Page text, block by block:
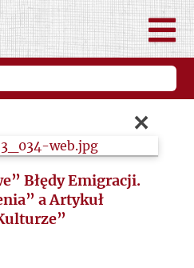
×
Błędy Emigracji.
a Artykuł